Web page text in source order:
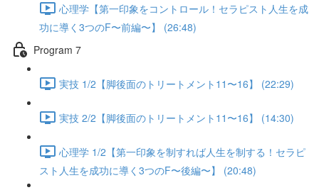
心理学【第一印象をコントロール！セラピスト人生を成
功に導く3つのF〜前編〜】 (26:48)
Program 7
実技 1/2【脚後面のトリートメント11〜16】 (22:29)
実技 2/2【脚後面のトリートメント11〜16】 (14:30)
心理学 1/2【第一印象を制すれば人生を制する！セラピ
スト人生を成功に導く3つのF〜後編〜】 (20:48)